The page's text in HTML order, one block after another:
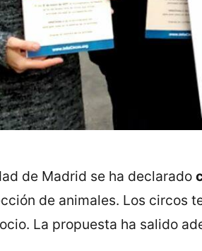
de Madrid se ha declarado
de animales. Los circos
La propuesta ha salido